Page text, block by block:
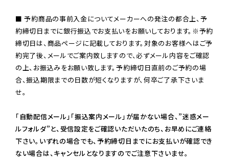
■ 予約商品の事前入金についてメーカーへの発注の都合上、予
約締切日までに銀行振込でお支払いをお願いしております。※予約
締切日は、商品ページに記載しております。対象のお客様へはご予
約完了後、メールでご案内致しますので、必ずメール内容をご確認
の上、お振込みをお願い致します。予約締切日直前のご予約の場
合、振込期限までの日数が短くなりますが、何卒ご了承下さいま
せ。
「自動配信メール」「振込案内メール」が届かない場合、”迷惑メー
ルフォルダ”と、受信設定をご確認いただいたのち、お早めにご連絡
下さい。いずれの場合でも、予約締切日までにお支払いが確認でき
ない場合は、キャンセルとなりますのでご注意下さいませ。